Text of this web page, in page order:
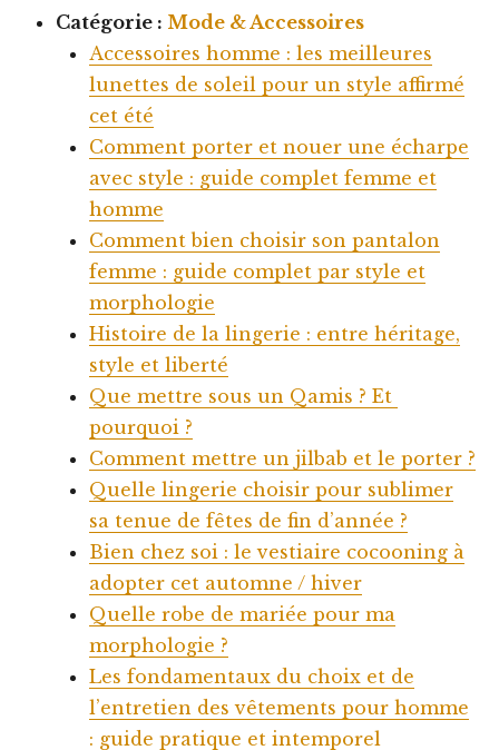
Catégorie : Mode & Accessoires
Accessoires homme : les meilleures
lunettes de soleil pour un style affirmé
cet été
Comment porter et nouer une écharpe
avec style : guide complet femme et
homme
Comment bien choisir son pantalon
femme : guide complet par style et
morphologie
Histoire de la lingerie : entre héritage,
style et liberté
Que mettre sous un Qamis ? Et
pourquoi ?
Comment mettre un jilbab et le porter ?
Quelle lingerie choisir pour sublimer
sa tenue de fêtes de fin d’année ?
Bien chez soi : le vestiaire cocooning à
adopter cet automne / hiver
Quelle robe de mariée pour ma
morphologie ?
Les fondamentaux du choix et de
l’entretien des vêtements pour homme
: guide pratique et intemporel